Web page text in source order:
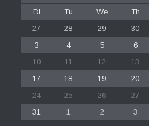
Dl
Tu We Th
27
28 29 30
3
4 5 6
10
11 12 13
17
18 19 20
24
25 26 27
31
1 2 3